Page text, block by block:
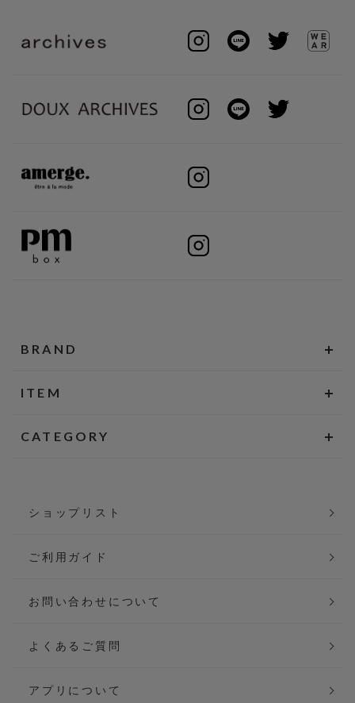
BRAND
ITEM
CATEGORY
ショップリスト
ご利用ガイド
お問い合わせについて
よくあるご質問
アプリについて